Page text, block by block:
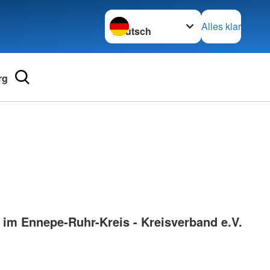
Sprache wechseln zu
Alles klar
und Lob
Ennepe-Ruhr-Kreis - Kreisverband e.V.